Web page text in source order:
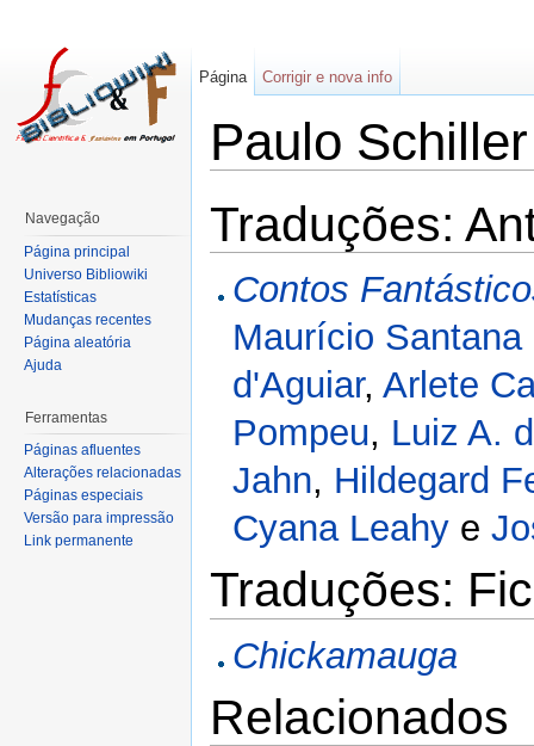
Paulo Schiller
Traduções:
Contos
Maurício Santana
d'Aguiar,Arlete
Pompeu, Luiz A.
Jahn, Hildegard
Cyana Leahy e
Traduções:
Chickamauga
Relacionados
Página Corrigir e nova info
Navegação
Página principal
Universo Bibliowiki
Estatísticas
Mudanças recentes
Página aleatória
Ajuda
Ferramentas
Páginas afluentes
Alterações relacionadas
Páginas especiais
Versão para impressão
Link permanente